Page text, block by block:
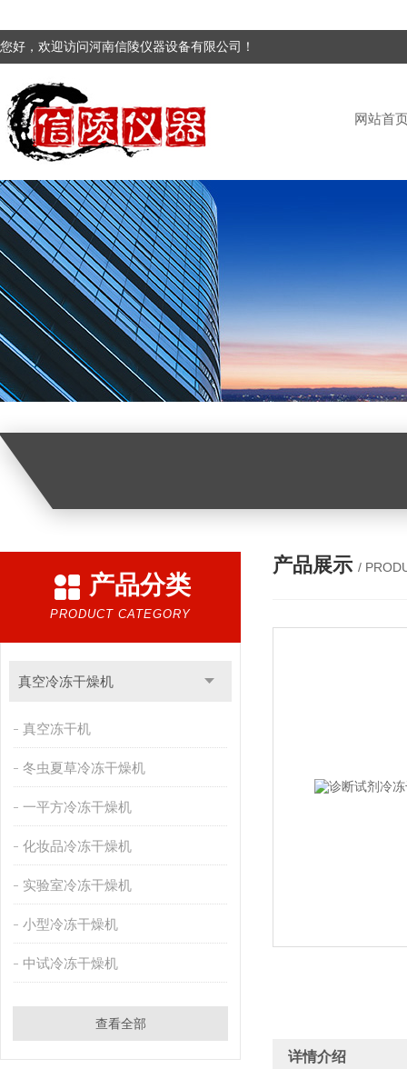
您好，欢迎访问河南信陵仪器设备有限公司！
网站首
产品分类
PRODUCT CATEGORY
真空冷冻干燥机
真空冻干机
冬虫夏草冷冻干燥机
一平方冷冻干燥机
化妆品冷冻干燥机
实验室冷冻干燥机
小型冷冻干燥机
中试冷冻干燥机
查看全部
产品展示 /
详情介绍